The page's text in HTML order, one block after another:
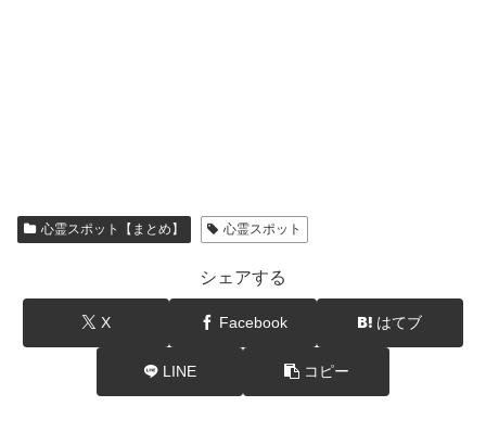
心霊スポット【まとめ】 心霊スポット
シェアする
X Facebook はてブ
LINE コピー